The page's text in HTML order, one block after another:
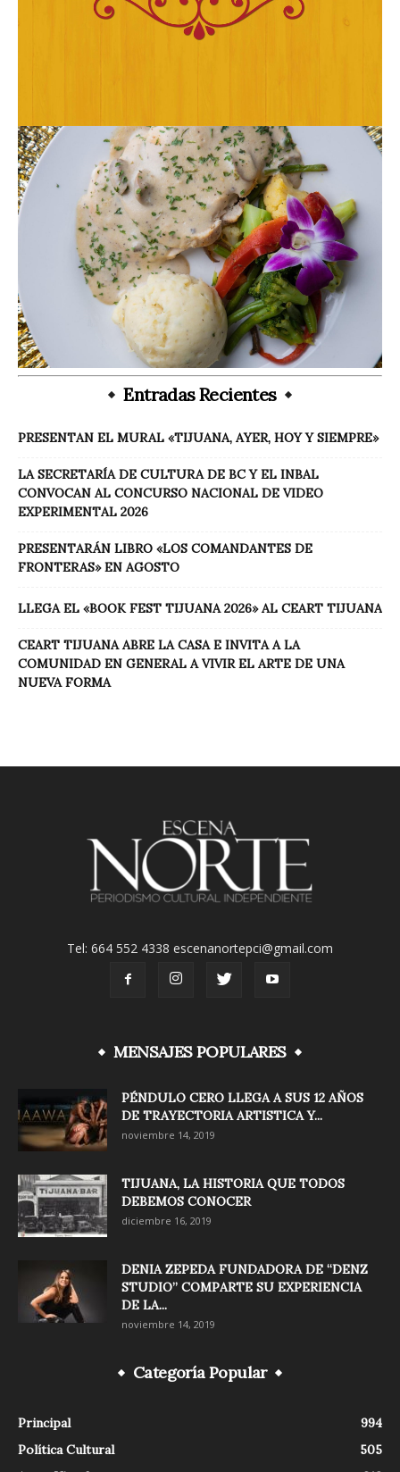
Entradas Recientes
PRESENTAN EL MURAL «TIJUANA, AYER, HOY Y SIEMPRE»
LA SECRETARÍA DE CULTURA DE BC Y EL INBAL
CONVOCAN AL CONCURSO NACIONAL DE VIDEO
EXPERIMENTAL 2026
PRESENTARÁN LIBRO «LOS COMANDANTES DE
FRONTERAS» EN AGOSTO
LLEGA EL «BOOK FEST TIJUANA 2026» AL CEART TIJUANA
CEART TIJUANA ABRE LA CASA E INVITA A LA
COMUNIDAD EN GENERAL A VIVIR EL ARTE DE UNA
NUEVA FORMA
Tel: 664 552 4338 escenanortepci@gmail.com
MENSAJES POPULARES
PÉNDULO CERO LLEGA A SUS 12 AÑOS
DE TRAYECTORIA ARTISTICA Y...
noviembre 14, 2019
TIJUANA, LA HISTORIA QUE TODOS
DEBEMOS CONOCER
diciembre 16, 2019
DENIA ZEPEDA FUNDADORA DE “DENZ
STUDIO” COMPARTE SU EXPERIENCIA
DE LA...
noviembre 14, 2019
Categoría Popular
Principal
994
Política Cultural
505